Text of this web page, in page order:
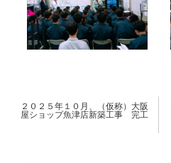
２０２５年１０月、（仮称）大阪
屋ショップ魚津店新築工事 完工